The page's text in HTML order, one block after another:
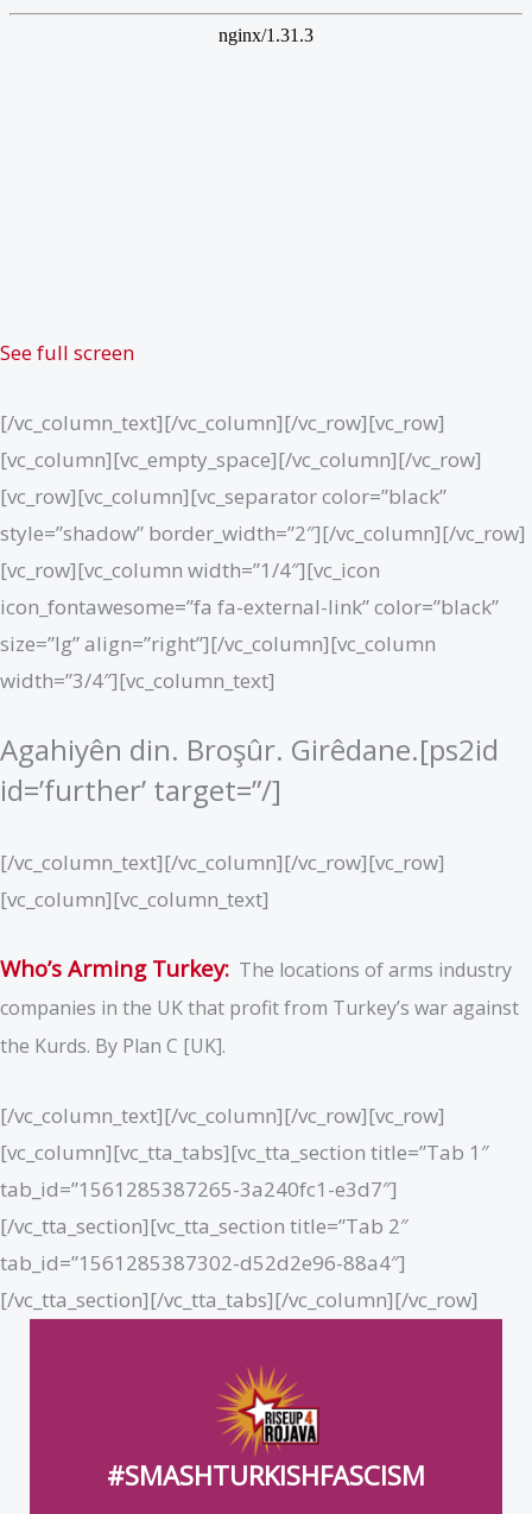
See full screen
[/vc_column_text][/vc_column][/vc_row][vc_row]
[vc_column][vc_empty_space][/vc_column][/vc_row]
[vc_row][vc_column][vc_separator color=”black”
style=”shadow” border_width=”2″][/vc_column][/vc_row]
[vc_row][vc_column width=”1/4″][vc_icon
icon_fontawesome=”fa fa-external-link” color=”black”
size=”lg” align=”right”][/vc_column][vc_column
width=”3/4″][vc_column_text]
Agahiyên din. Broşûr. Girêdane.[ps2id
id=’further’ target=”/]
[/vc_column_text][/vc_column][/vc_row][vc_row]
[vc_column][vc_column_text]
Who’s Arming Turkey: The locations of arms industry
companies in the UK that profit from Turkey’s war against
the Kurds. By Plan C [UK].
[/vc_column_text][/vc_column][/vc_row][vc_row]
[vc_column][vc_tta_tabs][vc_tta_section title=”Tab 1″
tab_id=”1561285387265-3a240fc1-e3d7″]
[/vc_tta_section][vc_tta_section title=”Tab 2″
tab_id=”1561285387302-d52d2e96-88a4″]
[/vc_tta_section][/vc_tta_tabs][/vc_column][/vc_row]
#SMASHTURKISHFASCISM